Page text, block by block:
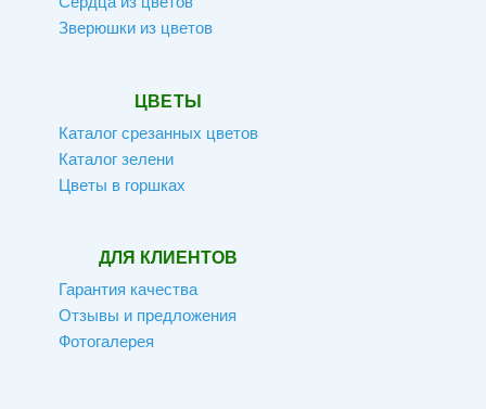
Зверюшки из цветов
ЦВЕТЫ
Каталог срезанных цветов
Каталог зелени
Цветы в горшках
ДЛЯ КЛИЕНТОВ
Гарантия качества
Отзывы и предложения
Фотогалерея